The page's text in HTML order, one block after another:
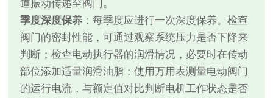
道振动传递至阀门。
季度深度保养 ：每季度应进行一次深度保养。检查
阀门的密封性能，可通过观察系统压力是否下降来
判断；检查电动执行器的润滑情况，必要时在传动
部位添加适量润滑油脂；使用万用表测量电动阀门
的运行电流，与额定值对比判断电机工作状态是否